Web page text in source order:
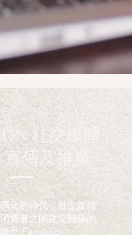
社交媒體
宣傳及推廣
化的時代，社交媒體
費者之間建立關係的
是 Facebook、